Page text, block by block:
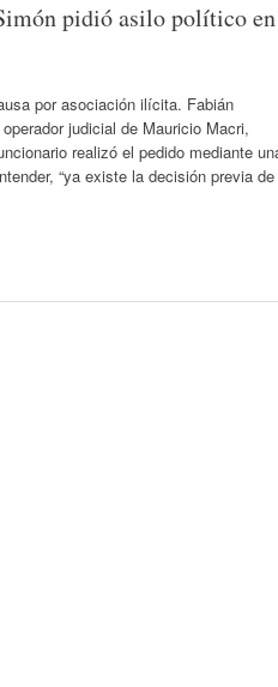
pidió asilo político en
por asociación ilícita. Fabián
judicial de Mauricio Macri,
realizó el pedido mediante
“ya existe la decisión previa de